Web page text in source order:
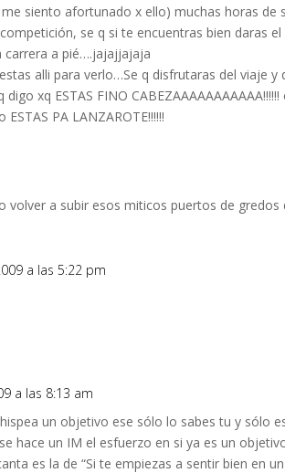
siento afortunado x ello) muchas horas de
se q si te encuentras bien daras
carrera a pié….jajajjajaja
alli para verlo…Se q disfrutaras del viaje y
xq ESTAS FINO
PA LANZAROTE!!!!!!
volver a subir esos miticos puertos de
a las 5:22 pm
a las 8:13 am
un objetivo ese sólo lo sabes tu y sólo
hace un IM el esfuerzo en si ya es un
es la de “Si te empiezas a sentir bien en